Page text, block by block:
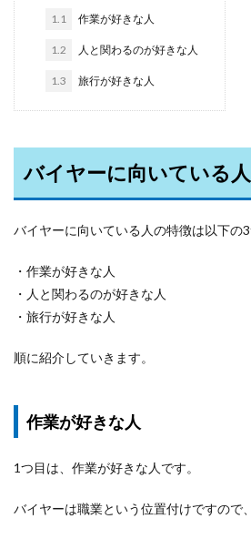
1.1 作業が好きな人
1.2 人と関わるのが好きな人
1.3 旅行が好きな人
バイヤーに向いている
バイヤーに向いている人の特徴は以下の3
・作業が好きな人
・人と関わるのが好きな人
・旅行が好きな人
順に紹介していきます。
作業が好きな人
1つ目は、作業が好きな人です。
バイヤーは職業という位置付けですので、